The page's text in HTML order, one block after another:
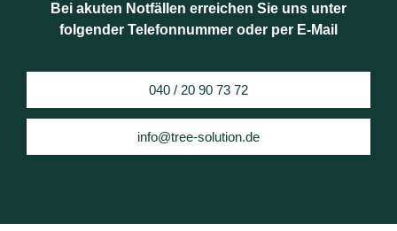
Bei akuten Notfällen erreichen Sie uns unter
folgender Telefonnummer oder per E-Mail
040 / 20 90 73 72
info@tree-solution.de